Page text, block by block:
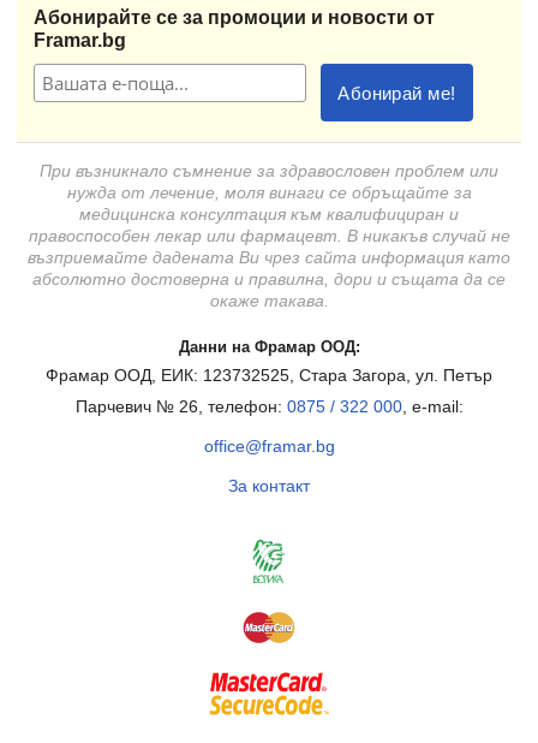
Абонирайте се за промоции и новости от
Framar.bg
При възникнало съмнение за здравословен проблем или
нужда от лечение, моля винаги се обръщайте за
медицинска консултация към квалифициран и
правоспособен лекар или фармацевт. В никакъв случай не
възприемайте дадената Ви чрез сайта информация като
абсолютно достоверна и правилна, дори и същата да се
окаже такава.
Данни на Фрамар ООД:
Фрамар ООД, ЕИК: 123732525, Стара Загора, ул. Петър
Парчевич № 26, телефон: 0875 / 322 000, e-mail:
office@framar.bg
За контакт